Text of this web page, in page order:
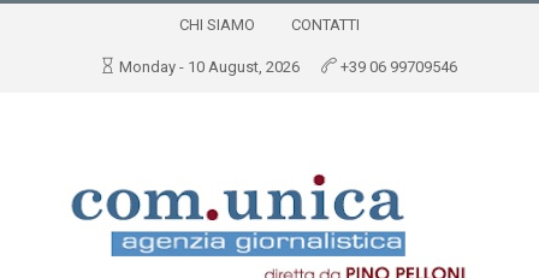
CHI SIAMO CONTATTI
Monday - 10 August, 2026 +39 06 99709546